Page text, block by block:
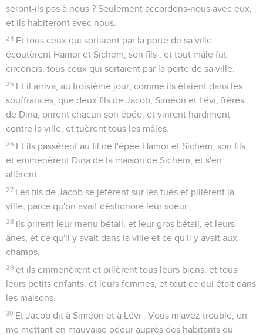
seront-ils pas à nous ? Seulement accordons-nous avec eux,
et ils habiteront avec nous.
24 Et tous ceux qui sortaient par la porte de sa ville
écoutèrent Hamor et Sichem, son fils ; et tout mâle fut
circoncis, tous ceux qui sortaient par la porte de sa ville.
25 Et il arriva, au troisième jour, comme ils étaient dans les
souffrances, que deux fils de Jacob, Siméon et Lévi, frères
de Dina, prirent chacun son épée, et vinrent hardiment
contre la ville, et tuèrent tous les mâles.
26 Et ils passèrent au fil de l'épée Hamor et Sichem, son fils,
et emmenèrent Dina de la maison de Sichem, et s'en
allèrent.
27 Les fils de Jacob se jetèrent sur les tués et pillèrent la
ville, parce qu'on avait déshonoré leur soeur ;
28 ils prirent leur menu bétail, et leur gros bétail, et leurs
ânes, et ce qu'il y avait dans la ville et ce qu'il y avait aux
champs,
29 et ils emmenèrent et pillèrent tous leurs biens, et tous
leurs petits enfants, et leurs femmes, et tout ce qui était dans
les maisons.
30 Et Jacob dit à Siméon et à Lévi : Vous m'avez troublé, en
me mettant en mauvaise odeur auprès des habitants du